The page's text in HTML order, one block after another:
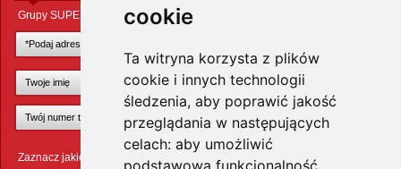
cookie
Ta witryna korzysta z plików
cookie i innych technologii
śledzenia, aby poprawić jakość
przeglądania w następujących
celach: aby umożliwić
podstawową funkcjonalność
Grupy SUPER ZOO POLAND Sp. z o.o.
Zaznacz jakie zwierzęta Cię interesują